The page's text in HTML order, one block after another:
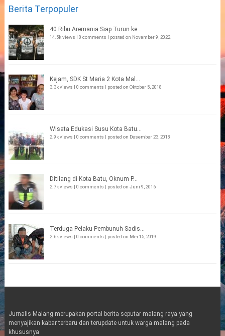
Berita Terpopuler
40 Ribu Aremania Siap Turun ke...
14.5k views | 0 comments | posted on November 9, 2022
Kejam, SDK St Maria 2 Kota Mal...
3.3k views | 0 comments | posted on Oktober 5, 2018
Wisata Edukasi Susu Kota Batu...
2.9k views | 0 comments | posted on Desember 23, 2018
Ditilang di Kota Batu, Oknum P...
2.7k views | 0 comments | posted on Juni 9, 2016
Terduga Pelaku Pembunuh Sadis...
2.6k views | 0 comments | posted on Mei 15, 2019
Jurnalis Malang merupakan portal berita seputar malang raya yang
menyajikan kabar terbaru dan terupdate untuk warga malang pada
khususnya